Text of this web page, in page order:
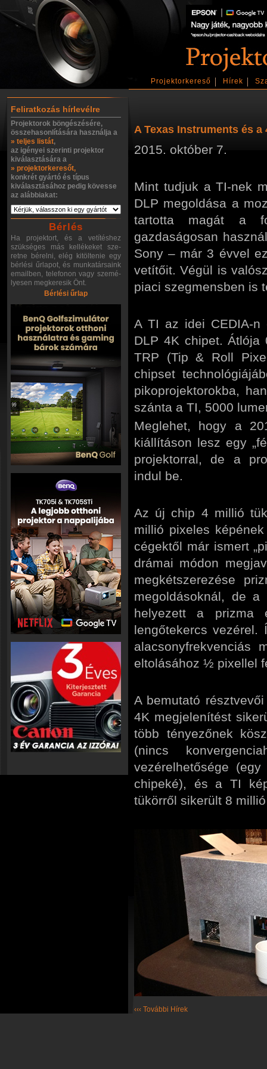
Projektorkereső Hírek
Feliratkozás hírlevélre
Projektorok böngészésére,
összehasonlítására használja a
» teljes listát,
az igényei szerinti projektor
kiválasztására a
» projektorkeresőt,
konkrét gyártó és típus
kiválasztásához pedig kövesse
az alábbiakat:
Bérlés
Ha projektort, és a vetítéshez
szükséges más kellékeket sze-
retne bérelni, elég kitöltenie egy
bérlési űrlapot, és munkatársaink
emailben, telefonon vagy szemé-
lyesen megkeresik Önt.
Bérlési űrlap
A Texas Instruments és a
2015. október 7.
Mint tudjuk a TI-nek
DLP megoldása a
tartotta magát a
gazdaságosan
Sony – már 3 évvel
vetítőit. Végül is
piaci szegmensben is
A TI az idei CEDIA-n
DLP 4K chipet.
TRP (Tip & Roll
chipset
pikoprojektorokba,
szánta a TI, 5000
Meglehet, hogy a
kiállításon lesz egy
projektorral, de a
indul be.
Az új chip 4 millió
millió pixeles
cégektől már ismert
drámai módon
megkétszerezése
megoldásoknál, de
helyezett a prizma
lengőtekercs vezérel.
alacsonyfrekvenciás
eltolásához ½ pixellel
A bemutató
4K megjelenítést
több tényezőnek
(nincs
vezérelhetősége
chipeké), és a TI
tükörről sikerült 8
‹‹‹ További Hírek